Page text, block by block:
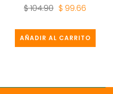
$ 104.90 $ 99.66
AÑADIR AL CARRITO